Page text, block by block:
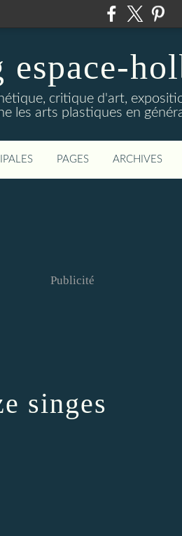
espace-
critique d'art,
les arts plastiques en
PAGES ARCHIVES
Publicité
singes